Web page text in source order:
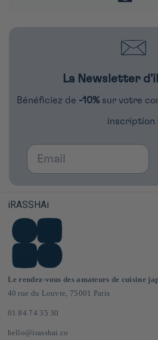
La Newsletter
Bénéficiez de -10% sur votre
inscription
Email
iRASSHAi
Le rendez-vous des amateurs de cuisine
40 rue du Louvre, 75001 Paris
01 84 74 35 30
hello@irasshai.co